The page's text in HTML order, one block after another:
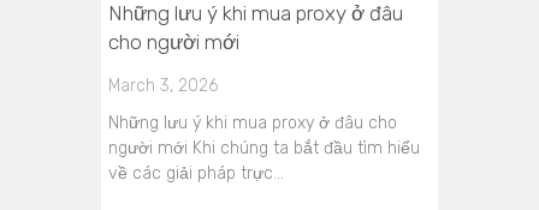
Những lưu ý khi mua proxy ở đâu
cho người mới
March 3, 2026
Những lưu ý khi mua proxy ở đâu cho
người mới Khi chúng ta bắt đầu tìm hiểu
về các giải pháp trực…